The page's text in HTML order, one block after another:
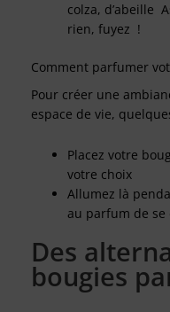
colza, d’abeille
rien, fuyez !
Comment parfumer
Pour créer une
espace de vie,
Placez votre
votre choix
Allumez là
au parfum de
Des
bougies